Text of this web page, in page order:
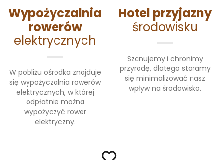
Wypożyczalnia
rowerów
elektrycznych
W pobliżu ośrodka znajduje
się wypożyczalnia rowerów
elektrycznych, w której
odpłatnie można
wypożyczyć rower
elektryczny.
Hotel przyjazny
środowisku
Szanujemy i chronimy
przyrodę, dlatego staramy
się minimalizować nasz
wpływ na środowisko.